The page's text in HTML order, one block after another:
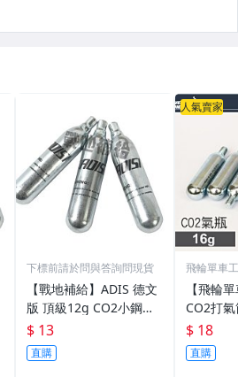
下標前請於問與答詢問現貨
【戰地補給】ADIS 德文
版 頂級12g CO2小鋼瓶
(品質穩定，壓力足，氣
體乾淨)
$ 13
直購
人氣賣家
飛輪單車
【飛輪
CO2打
CO2氣
氣瓶 (有
00]
$ 18
直購